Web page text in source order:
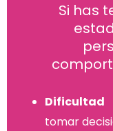
Si has
Dificultad
tomar